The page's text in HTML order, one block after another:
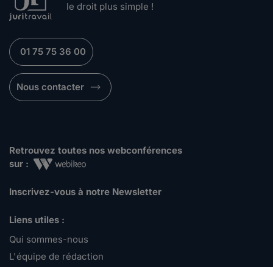
le droit plus simple !
01 75 75 36 00
Nous contacter
Retrouvez toutes nos webconférences
sur :
Inscrivez-vous à notre Newsletter
Liens utiles :
Qui sommes-nous
L'équipe de rédaction